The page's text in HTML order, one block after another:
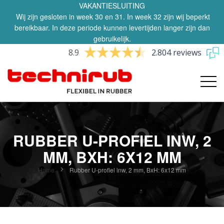
VAKANTIESLUITING
Wij zijn gesloten in week 30 en 31. In week 32 zijn wij beperkt
bereikbaar. In deze periode kunnen levertijden langer zijn dan
gebruikelijk.
8.9 2.804 reviews
RUBBER U-PROFIEL INW, 2
MM, BXH: 6X12 MM
Home Rubber U-profiel inw, 2 mm, BxH: 6x12 mm